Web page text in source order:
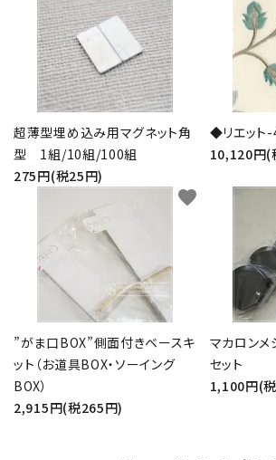
超薄型埋め込み用マグネット角
型 1組/10組/100組
275円(税25円)
◆リエッ
10,120円(
”がま口BOX”側面付きベースキ
ット（お道具BOX・ソーイング
BOX）
2,915円(税265円)
favorite
マカロンメ
セット
1,100円(